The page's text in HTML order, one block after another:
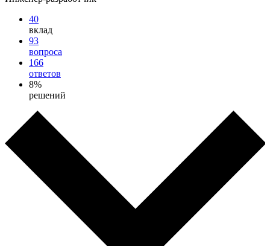
40
вклад
93
вопроса
166
ответов
8%
решений